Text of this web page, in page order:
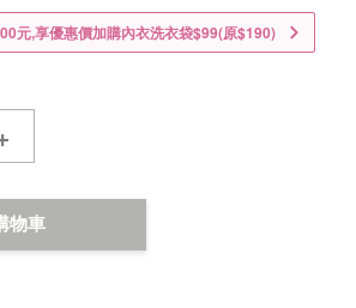
元,享優惠價加購內衣洗衣袋$99(原$190)
物車